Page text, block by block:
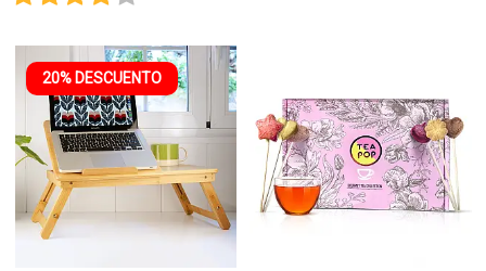
20% DESCUENTO